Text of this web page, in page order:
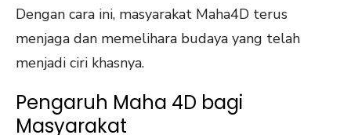
Dengan cara ini, masyarakat Maha4D terus
menjaga dan memelihara budaya yang telah
menjadi ciri khasnya.
Pengaruh Maha 4D bagi
Masyarakat